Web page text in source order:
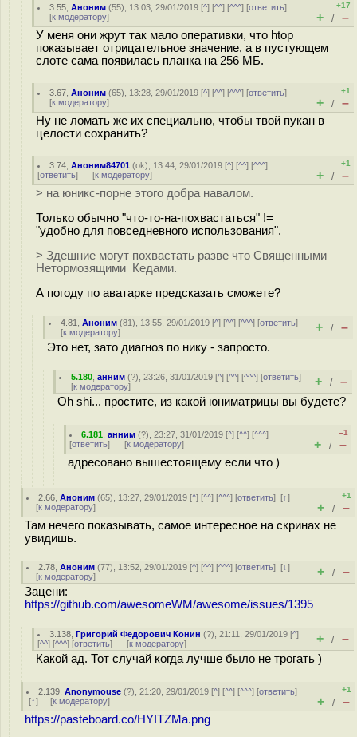
3.55 ,Аноним (55), 13:03, 29/01/2019 [^] [^^] [^^^] [ответить]
[к модератору]
+17
+ / –
У меня они жрут так мало оперативки, что htop
показывает отрицательное значение, а в пустующем
слоте сама появилась планка на 256 МБ.
3.67 ,Аноним (65), 13:28, 29/01/2019 [^] [^^] [^^^] [ответить]
[к модератору]
+1
+ / –
Ну не ломать же их специально, чтобы твой пукан в
целости сохранить?
3.74 ,Аноним84701 (ok), 13:44, 29/01/2019 [^] [^^] [^^^]
[ответить] [к модератору]
+1
+ / –
> на юникс-порне этого добра навалом.
Только обычно "что-то-на-похвастаться" !=
"удобно для повседневного использования".
> Здешние могут похвастать разве что Священными
Нетормозящими Кедами.
А погоду по аватарке предсказать сможете?
4.81 ,Аноним (81), 13:55, 29/01/2019 [^] [^^] [^^^] [ответить]
[к модератору] + / –
Это нет, зато диагноз по нику - запросто.
5.180 ,анним (?), 23:26, 31/01/2019 [^] [^^] [^^^] [ответить]
[к модератору] + / –
Oh shi... простите, из какой юниматрицы вы будете?
6.181 ,анним (?), 23:27, 31/01/2019 [^] [^^] [^^^]
[ответить] [к модератору]
–1
+ / –
адресовано вышестоящему если что )
2.66 ,Аноним (65), 13:27, 29/01/2019 [^] [^^] [^^^] [ответить][↑]
[к модератору]
+1
+ / –
Там нечего показывать, самое интересное на скринах не
увидишь.
2.78 ,Аноним (77), 13:52, 29/01/2019 [^] [^^] [^^^] [ответить][↓]
[к модератору] + / –
Зацени:
https://github.com/awesomeWM/awesome/issues/1395
3.138 ,Григорий Федорович Конин (?), 21:11, 29/01/2019 [^]
[^^] [^^^] [ответить] [к модератору] + / –
Какой ад. Тот случай когда лучше было не трогать )
2.139 ,Anonymouse (?), 21:20, 29/01/2019 [^] [^^] [^^^] [ответить]
[↑] [к модератору]
+1
+ / –
https://pasteboard.co/HYITZMa.png